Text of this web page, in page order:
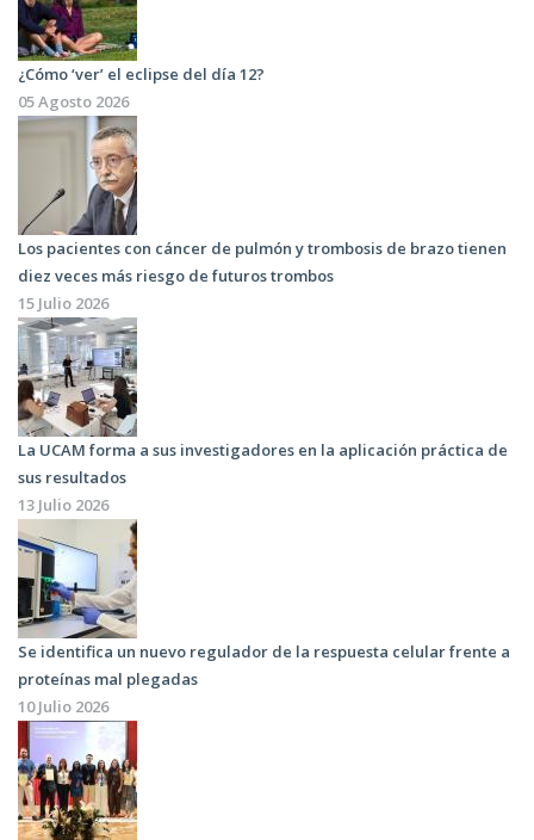
¿Cómo ‘ver’ el eclipse del día 12?
05 Agosto 2026
Los pacientes con cáncer de pulmón y trombosis de brazo tienen
diez veces más riesgo de futuros trombos
15 Julio 2026
La UCAM forma a sus investigadores en la aplicación práctica de
sus resultados
13 Julio 2026
Se identifica un nuevo regulador de la respuesta celular frente a
proteínas mal plegadas
10 Julio 2026